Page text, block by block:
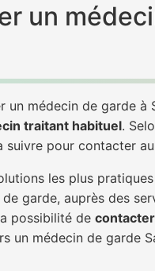
un
un médecin de garde
traitant habituel.
suivre pour contacter
les plus
de garde, auprès des
possibilité de
un médecin de garde